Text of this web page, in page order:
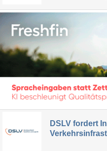
DSLV fordert